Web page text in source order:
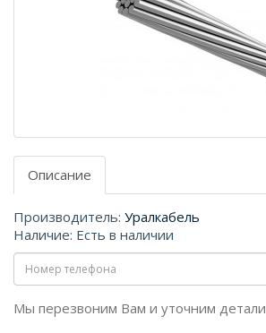
Описание
Производитель: Уралкабель
Наличие: Есть в наличии
Мы перезвоним Вам и уточним детали